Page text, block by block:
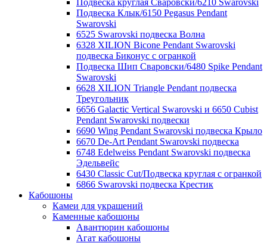
Подвеска круглая Сваровски/6210 Swarovski
Подвеска Клык/6150 Pegasus Pendant
Swarovski
6525 Swarovski подвеска Волна
6328 XILION Bicone Pendant Swarovski
подвеска Биконус c огранкой
Подвеска Шип Сваровски/6480 Spike Pendant
Swarovski
6628 XILION Triangle Pendant подвеска
Треугольник
6656 Galactic Vertical Swarovski и 6650 Cubist
Pendant Swarovski подвески
6690 Wing Pendant Swarovski подвеска Крыло
6670 De-Art Pendant Swarovski подвеска
6748 Edelweiss Pendant Swarovski подвеска
Эдельвейс
6430 Classic Cut/Подвеска круглая с огранкой
6866 Swarovski подвеска Крестик
Кабошоны
Камеи для украшений
Каменные кабошоны
Авантюрин кабошоны
Агат кабошоны